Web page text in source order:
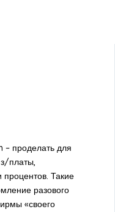
– проделать для
платы,
процентов. Такие
разового
«своего